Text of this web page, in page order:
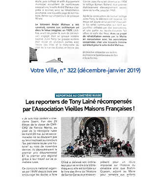
Votre Ville, n° 322 (décembre-janvier 2019)